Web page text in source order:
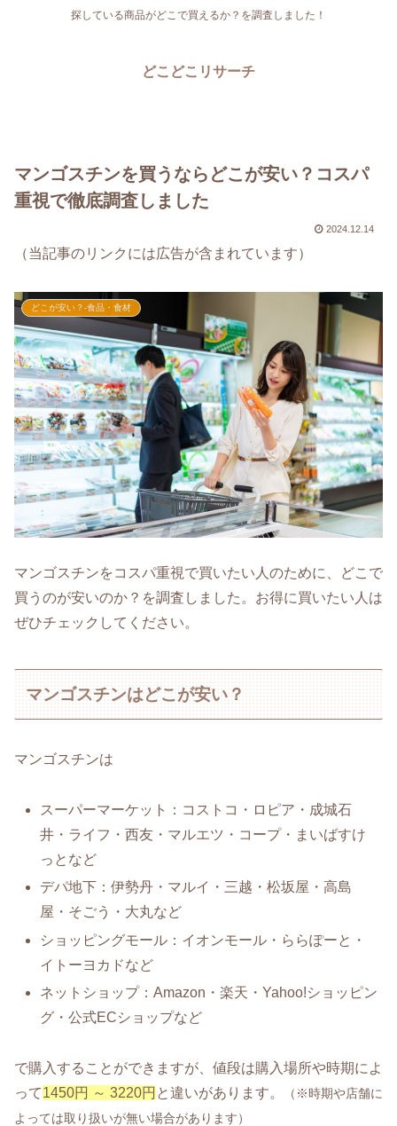
探している商品がどこで買えるか？を調査しました！
どこどこリサーチ
マンゴスチンを買うならどこが安い？コスパ
重視で徹底調査しました
2024.12.14
（当記事のリンクには広告が含まれています）
どこが安い？-食品・食材
マンゴスチンをコスパ重視で買いたい人のために、どこで
買うのが安いのか？を調査しました。お得に買いたい人は
ぜひチェックしてください。
マンゴスチンはどこが安い？
マンゴスチンは
スーパーマーケット：コストコ・ロピア・成城石
井・ライフ・西友・マルエツ・コープ・まいばすけ
っとなど
デパ地下：伊勢丹・マルイ・三越・松坂屋・高島
屋・そごう・大丸など
ショッピングモール：イオンモール・ららぽーと・
イトーヨカドなど
ネットショップ：Amazon・楽天・Yahoo!ショッピン
グ・公式ECショップなど
で購入することができますが、値段は購入場所や時期によ
って1450円 ～ 3220円 と違いがあります。
（※時期や店舗に
よっては取り扱いが無い場合があります）